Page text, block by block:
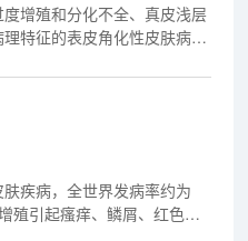
增殖和分化不全、真皮浅层
特征的表皮角化性皮肤病，
疾病，全世界发病率约为
殖引起瘙痒、鳞屑、红色斑